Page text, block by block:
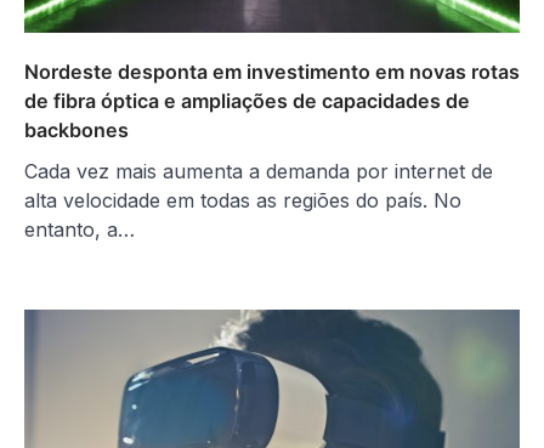
Nordeste desponta em investimento em novas rotas
de fibra óptica e ampliações de capacidades de
backbones
Cada vez mais aumenta a demanda por internet de
alta velocidade em todas as regiões do país. No
entanto, a…